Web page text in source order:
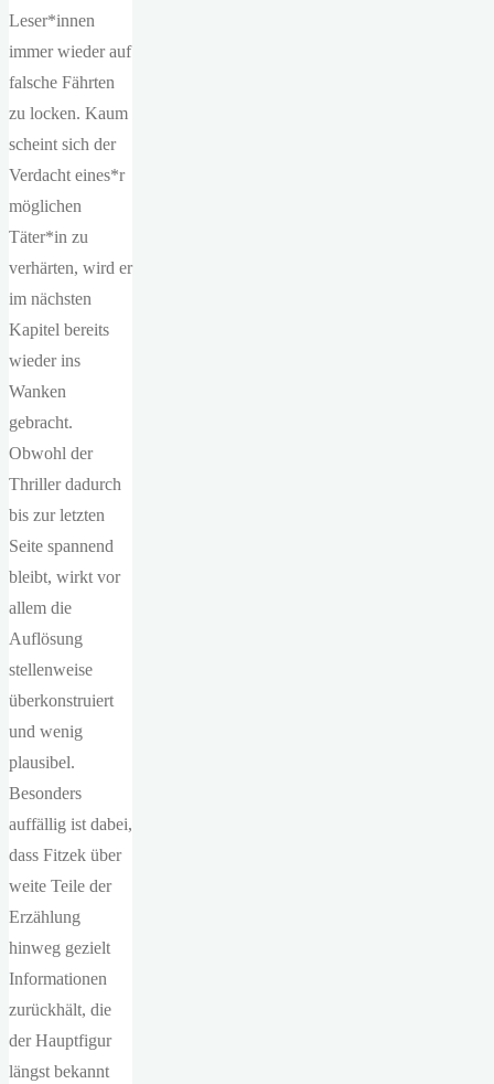
Leser*innen
immer wieder auf
falsche Fährten
zu locken. Kaum
scheint sich der
Verdacht eines*r
möglichen
Täter*in zu
verhärten, wird er
im nächsten
Kapitel bereits
wieder ins
Wanken
gebracht.
Obwohl der
Thriller dadurch
bis zur letzten
Seite spannend
bleibt, wirkt vor
allem die
Auflösung
stellenweise
überkonstruiert
und wenig
plausibel.
Besonders
auffällig ist dabei,
dass Fitzek über
weite Teile der
Erzählung
hinweg gezielt
Informationen
zurückhält, die
der Hauptfigur
längst bekannt